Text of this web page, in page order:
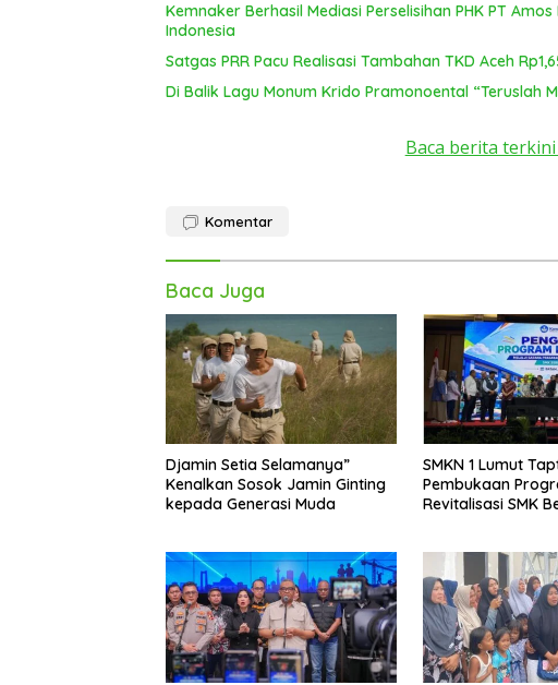
Kemnaker Berhasil Mediasi Perselisihan PHK PT
Indonesia
Satgas PRR Pacu Realisasi Tambahan TKD Aceh
Di Balik Lagu Monum Krido Pramonoental “Teruslah
Baca berita
Komentar
Baca Juga
Djamin Setia Selamanya”
Kenalkan Sosok Jamin Ginting
kepada Generasi Muda
SMKN 1 Lumut
Pembukaan
Revitalisasi SMK